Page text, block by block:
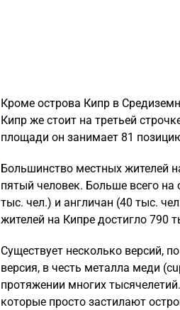
Кроме острова Кипр в
Кипр же стоит на третьей
площади он занимает 81
Большинство местных жителей
пятый человек. Больше всего на
тыс. чел.) и англичан (40 тыс.
жителей на Кипре достигло 790
Существует несколько версий,
версия, в честь металла меди
протяжении многих
которые просто застилают